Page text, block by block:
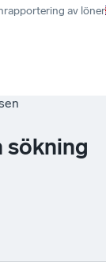
av löner
sökning